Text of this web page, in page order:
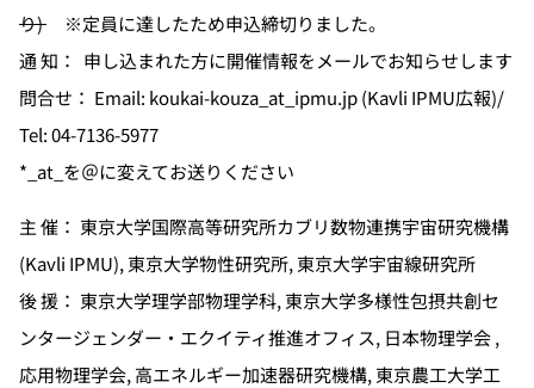
り) ※定員に達したため申込締切りました。
通 知： 申し込まれた方に開催情報をメールでお知らせします
問合せ： Email: koukai-kouza_at_ipmu.jp (Kavli IPMU広報)/
Tel: 04-7136-5977
*_at_を＠に変えてお送りください
主 催： 東京大学国際高等研究所カブリ数物連携宇宙研究機構
(Kavli IPMU), 東京大学物性研究所, 東京大学宇宙線研究所
後 援： 東京大学理学部物理学科, 東京大学多様性包摂共創セ
ンタージェンダー・エクイティ推進オフィス, 日本物理学会 ,
応用物理学会, 高エネルギー加速器研究機構, 東京農工大学工